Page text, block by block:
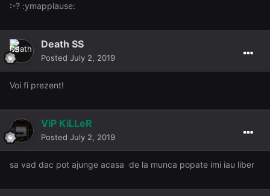
:-? :ymapplause:
Death SS
Posted July 2, 2019
Voi fi prezent!
ViP KiLLeR
Posted July 2, 2019
sa vad dac pot ajunge acasa de la munca popate imi iau liber